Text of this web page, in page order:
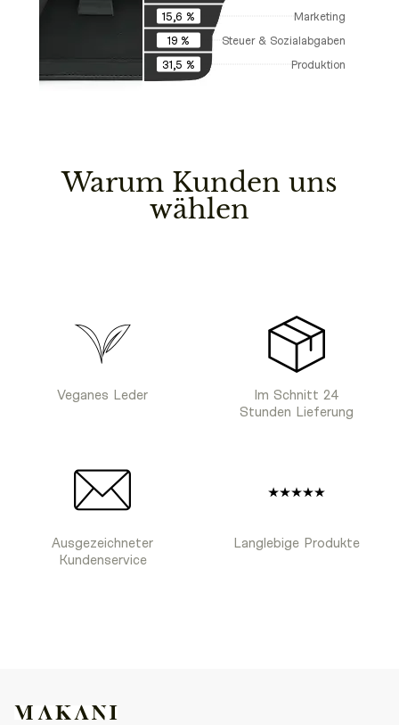
15,6 %
Marketing
19 %
Steuer & Sozialabgaben
31,5 %
Produktion
Warum Kunden uns
wählen
Veganes Leder
Im Schnitt 24
Stunden Lieferung
Ausgezeichneter
Kundenservice
Langlebige Produkte